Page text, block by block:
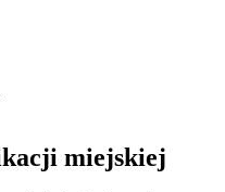
miejskiej